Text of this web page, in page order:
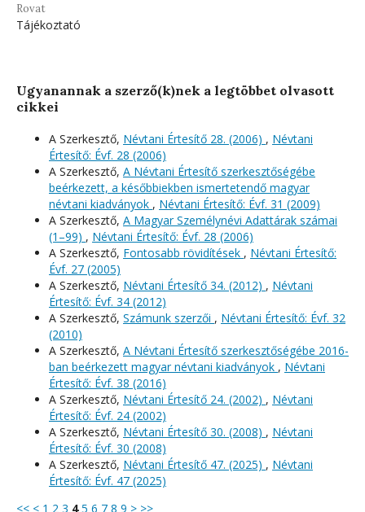
Rovat
Tájékoztató
Ugyanannak a szerző(k)nek a legtöbbet olvasott
cikkei
A Szerkesztő, Névtani Értesítő 28. (2006) , Névtani
Értesítő: Évf. 28 (2006)
A Szerkesztő, A Névtani Értesítő szerkesztőségébe
beérkezett, a későbbiekben ismertetendő magyar
névtani kiadványok , Névtani Értesítő: Évf. 31 (2009)
A Szerkesztő, A Magyar Személynévi Adattárak számai
(1–99) , Névtani Értesítő: Évf. 28 (2006)
A Szerkesztő, Fontosabb rövidítések , Névtani Értesítő:
Évf. 27 (2005)
A Szerkesztő, Névtani Értesítő 34. (2012) , Névtani
Értesítő: Évf. 34 (2012)
A Szerkesztő, Számunk szerzői , Névtani Értesítő: Évf. 32
(2010)
A Szerkesztő, A Névtani Értesítő szerkesztőségébe 2016-
ban beérkezett magyar névtani kiadványok , Névtani
Értesítő: Évf. 38 (2016)
A Szerkesztő, Névtani Értesítő 24. (2002) , Névtani
Értesítő: Évf. 24 (2002)
A Szerkesztő, Névtani Értesítő 30. (2008) , Névtani
Értesítő: Évf. 30 (2008)
A Szerkesztő, Névtani Értesítő 47. (2025) , Névtani
Értesítő: Évf. 47 (2025)
<< < 1 2 3 4 5 6 7 8 9 > >>